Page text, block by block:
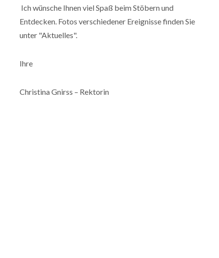
Ich wünsche Ihnen viel Spaß beim Stöbern und
Entdecken. Fotos verschiedener Ereignisse finden Sie
unter "Aktuelles".
Ihre
Christina Gnirss – Rektorin